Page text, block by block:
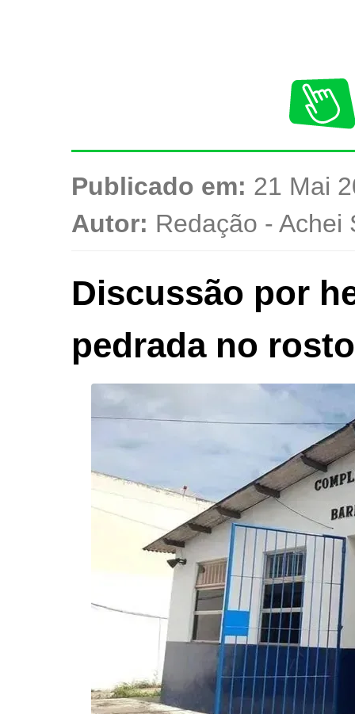
Publicado em: 21 Mai
Autor: Redação - Achei
Discussão por
pedrada no